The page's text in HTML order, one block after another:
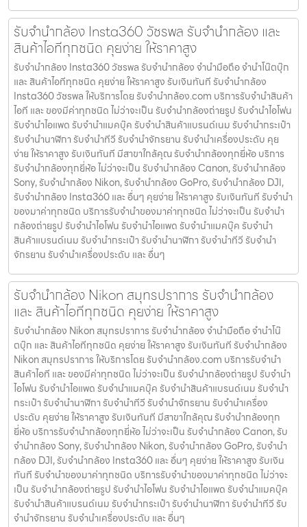
รับจำนำกล้อง Insta360 วัชรพล รับจํานํากล้อง และ
สินค้าไอทีทุกชนิด คุยง่าย ให้ราคาสูง
รับจำนำกล้อง Insta360 วัชรพล รับจํานํากล้อง จำนำมือถือ จำนำโน๊ตบุ๊ก
และ สินค้าไอทีทุกชนิด คุยง่าย ให้ราคาสูง รับเงินทันที รับจำนำกล้อง
Insta360 วัชรพล ให้บริการโดย รับจํานํากล้อง.com บริการรับจํานําสินค้า
ไอที และ ของมีค่าทุกชนิด ไม่ว่าจะเป็น รับจํานํากล้องถ่ายรูป รับจํานําไอโฟน
รับจํานําไอแพด รับจํานําแมคบุ๊ค รับจํานําสินค้าแบรนด์เนม รับจํานํากระเป๋า
รับจํานํานาฬิกา รับจํานําทีวี รับจํานําจักรยาน รับจํานําเครื่องประดับ คุย
ง่าย ให้ราคาสูง รับเงินทันที มีสาขาใกล้คุณ รับจำนำกล้องทุกยี่ห้อ บริการ
รับจำนำกล้องทุกยี่ห้อ ไม่ว่าจะเป็น รับจำนำกล้อง Canon, รับจำนำกล้อง
Sony, รับจำนำกล้อง Nikon, รับจำนำกล้อง GoPro, รับจำนำกล้อง DJI,
รับจำนำกล้อง Insta360 และ อื่นๆ คุยง่าย ให้ราคาสูง รับเงินทันที รับจำนำ
ของมาค่าทุกชนิด บริการรับจำนำของมาค่าทุกชนิด ไม่ว่าจะเป็น รับจํานํา
กล้องถ่ายรูป รับจํานําไอโฟน รับจํานําไอแพด รับจํานําแมคบุ๊ค รับจํานํา
สินค้าแบรนด์เนม รับจํานํากระเป๋า รับจํานํานาฬิกา รับจํานําทีวี รับจํานํา
จักรยาน รับจํานําเครื่องประดับ และ อื่นๆ
รับจำนำกล้อง Nikon สมุทรปราการ รับจํานํากล้อง
และ สินค้าไอทีทุกชนิด คุยง่าย ให้ราคาสูง
รับจำนำกล้อง Nikon สมุทรปราการ รับจํานํากล้อง จำนำมือถือ จำนำโน๊
ตบุ๊ก และ สินค้าไอทีทุกชนิด คุยง่าย ให้ราคาสูง รับเงินทันที รับจำนำกล้อง
Nikon สมุทรปราการ ให้บริการโดย รับจํานํากล้อง.com บริการรับจํานํา
สินค้าไอที และ ของมีค่าทุกชนิด ไม่ว่าจะเป็น รับจํานํากล้องถ่ายรูป รับจํานํา
ไอโฟน รับจํานําไอแพด รับจํานําแมคบุ๊ค รับจํานําสินค้าแบรนด์เนม รับจํานํา
กระเป๋า รับจํานํานาฬิกา รับจํานําทีวี รับจํานําจักรยาน รับจํานําเครื่อง
ประดับ คุยง่าย ให้ราคาสูง รับเงินทันที มีสาขาใกล้คุณ รับจำนำกล้องทุก
ยี่ห้อ บริการรับจำนำกล้องทุกยี่ห้อ ไม่ว่าจะเป็น รับจำนำกล้อง Canon, รับ
จำนำกล้อง Sony, รับจำนำกล้อง Nikon, รับจำนำกล้อง GoPro, รับจำนำ
กล้อง DJI, รับจำนำกล้อง Insta360 และ อื่นๆ คุยง่าย ให้ราคาสูง รับเงิน
ทันที รับจำนำของมาค่าทุกชนิด บริการรับจำนำของมาค่าทุกชนิด ไม่ว่าจะ
เป็น รับจํานํากล้องถ่ายรูป รับจํานําไอโฟน รับจํานําไอแพด รับจํานําแมคบุ๊ค
รับจํานําสินค้าแบรนด์เนม รับจํานํากระเป๋า รับจํานํานาฬิกา รับจํานําทีวี รับ
จํานําจักรยาน รับจํานําเครื่องประดับ และ อื่นๆ